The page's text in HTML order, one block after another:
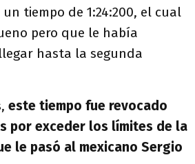
tiempo de 1:24:200, el cual
pero que le había
hasta la segunda
este tiempo fue revocado
por exceder los límites de la
le pasó al mexicano Sergio